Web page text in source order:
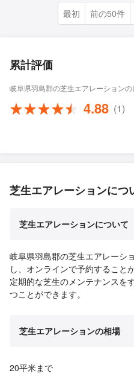
最初 前の50件
累計評価
岐阜県羽島郡の芝生エアレーション
4.88 (1)
芝生エアレーションにつ
芝生エアレーションについて
岐阜県羽島郡の芝生エアレーシ
し、オンラインで予約すること
定期的な芝生のメンテナンスを
つことができます。
芝生エアレーションの相場
20平米まで